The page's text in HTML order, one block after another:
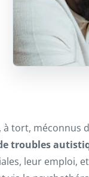
à tort, méconnus
troubles
leur emploi,